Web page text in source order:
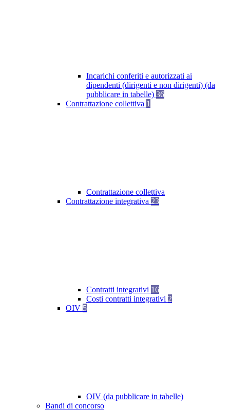
Incarichi conferiti e autorizzati ai
dipendenti (dirigenti e non dirigenti) (da
pubblicare in tabelle) 36
Contrattazione collettiva 1
Contrattazione collettiva
Contrattazione integrativa 23
Contratti integrativi 16
Costi contratti integrativi 2
OIV 5
OIV (da pubblicare in tabelle)
Bandi di concorso